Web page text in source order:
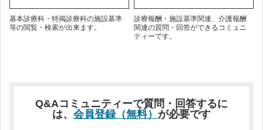
基本診療科・特掲診療科の施設基準
等の閲覧・検索が出来ます。
診療報酬・施設基準関連、介護報酬
関連の質問・回答ができるコミュニ
ティーです。
Q&Aコミュニティーで質問・回答するに
は、 会員登録（無料） が必要です